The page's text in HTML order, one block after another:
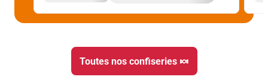
Toutes nos confiseries 🍬​